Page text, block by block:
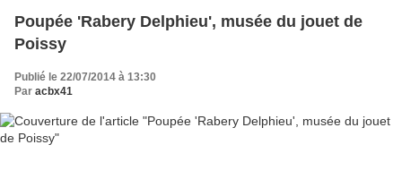
Poupée 'Rabery Delphieu', musée du jouet de
Poissy
Publié le 22/07/2014 à 13:30
Par acbx41